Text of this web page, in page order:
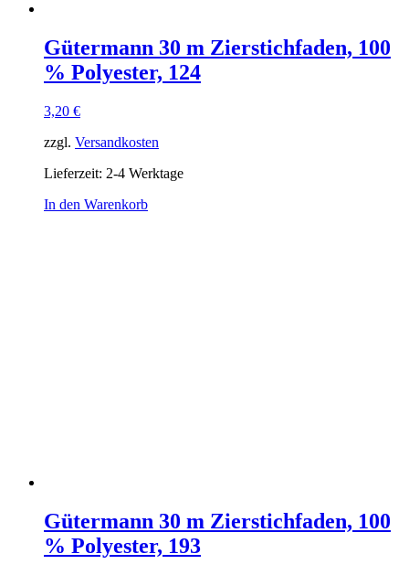
Gütermann 30 m Zierstichfaden, 100
% Polyester, 124
3,20 €
zzgl. Versandkosten
Lieferzeit: 2-4 Werktage
In den Warenkorb
Gütermann 30 m Zierstichfaden, 100
% Polyester, 193